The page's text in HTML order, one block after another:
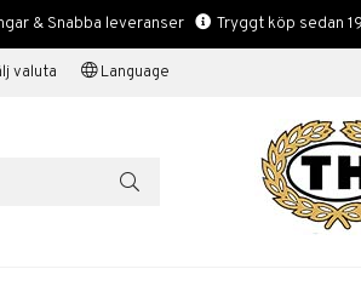
& Snabba leveranser Tryggt köp sedan
valuta Language